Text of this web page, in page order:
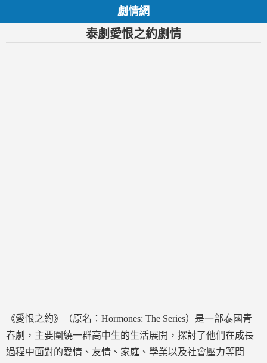
劇情網
泰劇愛恨之約劇情
《愛恨之約》（原名：Hormones: The Series）是一部泰國青
春劇，主要圍繞一群高中生的生活展開，探討了他們在成長
過程中面對的愛情、友情、家庭、學業以及社會壓力等問